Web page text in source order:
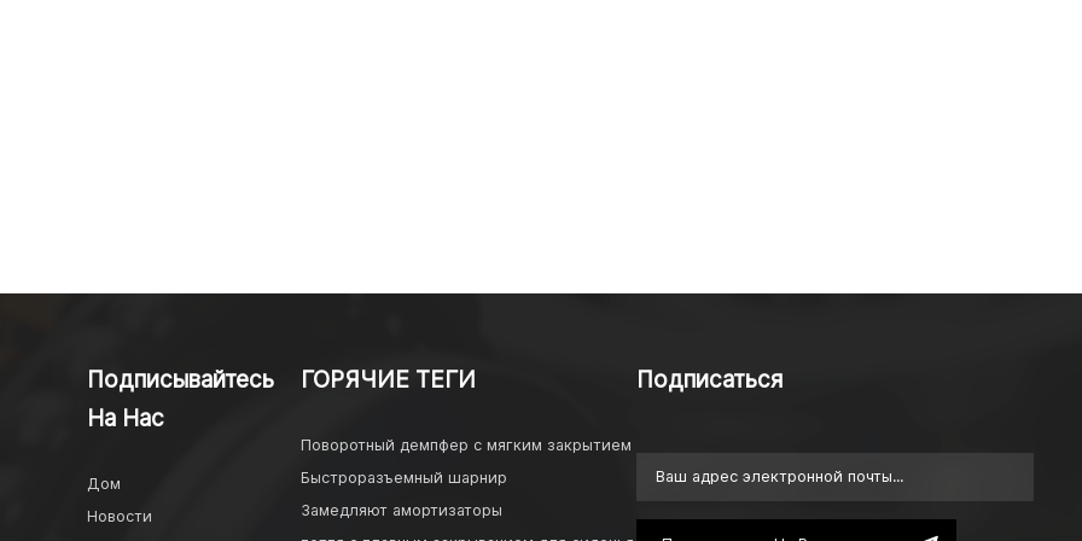
Подписывайтесь
На Нас
Дом
Новости
ГОРЯЧИЕ ТЕГИ
Поворотный демпфер с мягким закрытием
Быстроразъемный шарнир
Замедляют амортизаторы
Подписаться